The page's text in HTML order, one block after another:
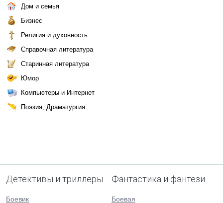
Дом и семья
Бизнес
Религия и духовность
Справочная литература
Старинная литература
Юмор
Компьютеры и Интернет
Поэзия, Драматургия
Детективы и триллеры
Боевик
Фантастика и фэнтези
Боевая